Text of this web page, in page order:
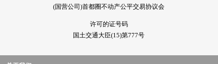
(国营公司)首都圈不动产公平交易协议会
许可的证号码
国土交通大臣(15)第777号